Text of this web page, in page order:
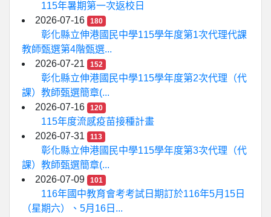
115年暑期第一次返校日
2026-07-16
180
彰化縣立伸港國民中學115學年度第1次代理代課
教師甄選第4階甄選...
2026-07-21
152
彰化縣立伸港國民中學115學年度第2次代理（代
課）教師甄選簡章(...
2026-07-16
120
115年度流感疫苗接種計畫
2026-07-31
113
彰化縣立伸港國民中學115學年度第3次代理（代
課）教師甄選簡章(...
2026-07-09
101
116年國中教育會考考試日期訂於116年5月15日
（星期六）、5月16日...